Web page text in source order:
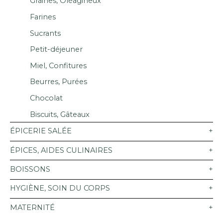
Farines
Sucrants
Petit-déjeuner
Miel, Confitures
Beurres, Purées
Chocolat
Biscuits, Gâteaux
ÉPICERIE SALÉE
ÉPICES, AIDES CULINAIRES
BOISSONS
HYGIÈNE, SOIN DU CORPS
MATERNITÉ